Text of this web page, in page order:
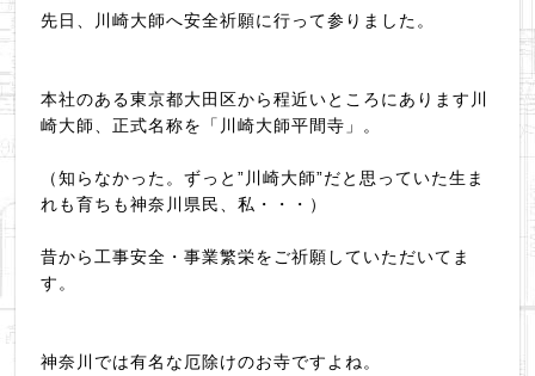
先日、川崎大師へ安全祈願に行って参りました。
本社のある東京都大田区から程近いところにあります川
崎大師、正式名称を「川崎大師平間寺」。
（知らなかった。ずっと”川崎大師”だと思っていた生ま
れも育ちも神奈川県民、私・・・）
昔から工事安全・事業繁栄をご祈願していただいてま
す。
神奈川では有名な厄除けのお寺ですよね。